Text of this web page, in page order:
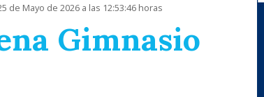
de Mayo de 2026 a las 12:53:46 horas
Gimnasio